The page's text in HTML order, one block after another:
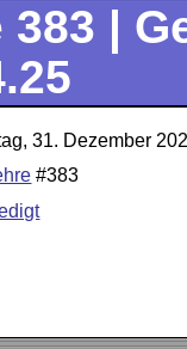
383 |
31. Dezember
#383